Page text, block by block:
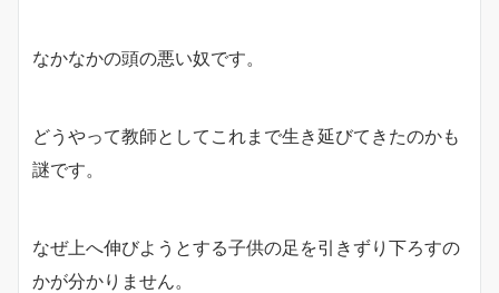
なかなかの頭の悪い奴です。
どうやって教師としてこれまで生き延びてきたのかも
謎です。
なぜ上へ伸びようとする子供の足を引きずり下ろすの
かが分かりません。